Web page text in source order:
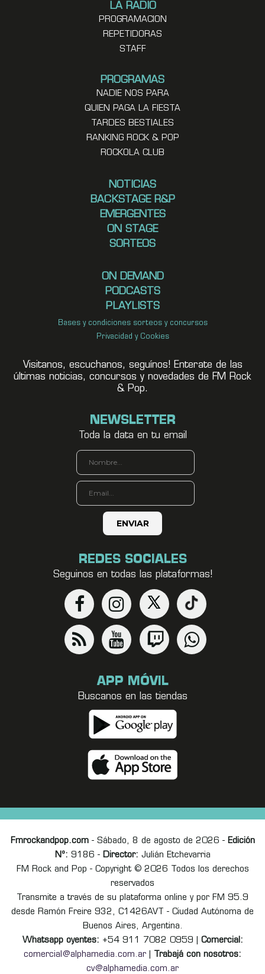
LA RADIO
PROGRAMACION
REPETIDORAS
STAFF
PROGRAMAS
NADIE NOS PARA
QUIEN PAGA LA FIESTA
TARDES BESTIALES
RANKING ROCK & POP
ROCKOLA CLUB
NOTICIAS
BACKSTAGE R&P
EMERGENTES
ON STAGE
SORTEOS
ON DEMAND
PODCASTS
PLAYLISTS
Bases y condiciones sorteos y concursos
Privacidad y Cookies
Visitanos, escuchanos, seguínos! Enterate de las
últimas noticias, concursos y novedades de FM Rock
& Pop.
NEWSLETTER
Toda la data en tu email
REDES SOCIALES
Seguinos en todas las plataformas!
APP MÓVIL
Buscanos en las tiendas
Fmrockandpop.com- Sábado, 8 de agosto de 2026 - Edición
Nº: 9186 - Director: Julián Etchevarria
FM Rock and Pop - Copyright © 2026 Todos los derechos
reservados
Transmite a través de su plataforma online y por FM 95.9
desde Ramón Freire 932, C1426AVT - Ciudad Autónoma de
Buenos Aires, Argentina.
Whatsapp oyentes: +54 911 7082 0959 | Comercial:
comercial@alphamedia.com.ar
Trabajá con nosotros:
cv@alphamedia.com.ar